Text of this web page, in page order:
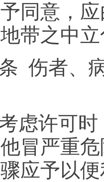
同意，
带之中
伤者、
虑许可
冒严重
应予以